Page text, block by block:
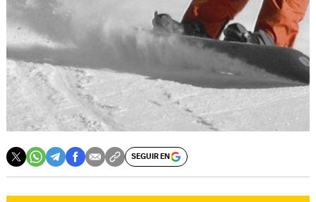
SEGUIR EN